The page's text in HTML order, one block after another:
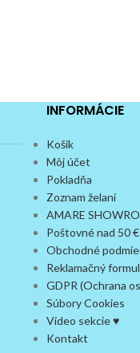
INFORMÁCIE
Košík
Môj účet
Pokladňa
Zoznam želaní
AMARE
Poštovné nad 50
Obchodné
Reklamačný
GDPR (Ochrana
Súbory Cookies
Video sekcie ♥
Kontakt